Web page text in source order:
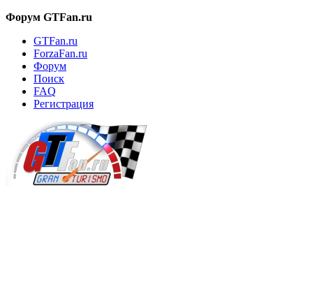
Форум GTFan.ru
GTFan.ru
ForzaFan.ru
Форум
Поиск
FAQ
Регистрация